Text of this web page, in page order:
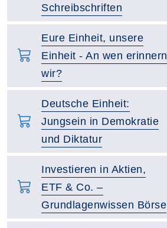
Schreibschriften
Eure Einheit, unsere
Einheit - An wen erinnern
wir?
Deutsche Einheit:
Jungsein in Demokratie
und Diktatur
Investieren in Aktien,
ETF & Co. –
Grundlagenwissen Börse